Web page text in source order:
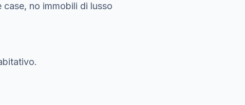
case, no immobili di lusso